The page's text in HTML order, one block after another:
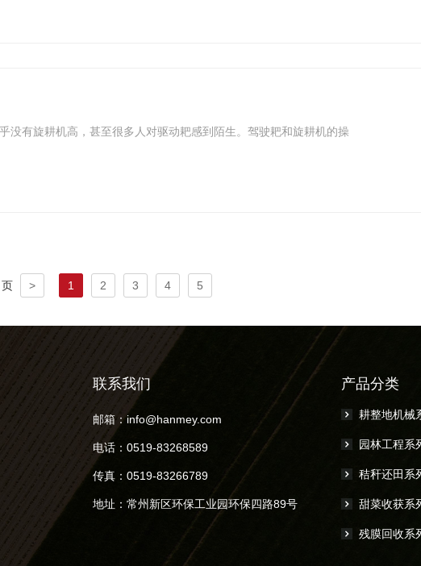
没有旋耕机高，甚至很多人对驱动耙感到陌生。驾驶耙和旋耕机的操
> 1 2 3 4 5
联系我们
邮箱：info@hanmey.com
电话： 0519-83268589
传真： 0519-83266789
地址： 常州新区环保工业园环保四路89号
产品分类
耕整地机械
园林工程系
秸秆还田系
甜菜收获系
残膜回收系